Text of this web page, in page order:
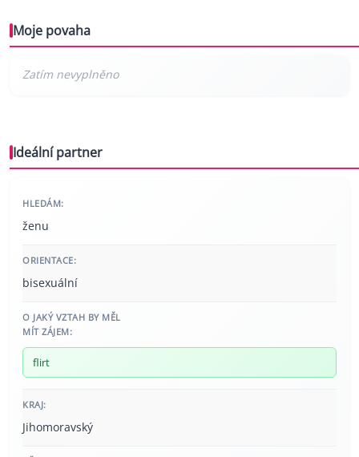
Moje povaha
Ideální partner
HLEDÁM:
ženu
ORIENTACE:
bisexuální
O JAKÝ VZTAH BY MĚL
MÍT ZÁJEM:
flirt
KRAJ:
Jihomoravský